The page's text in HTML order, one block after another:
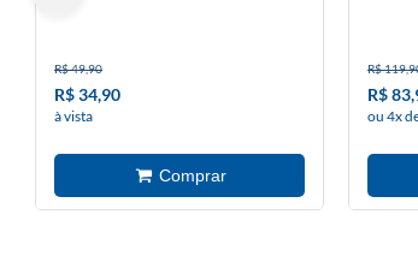
R$ 49,90
R$ 34,90
à vista
R$
R$
ou 4x